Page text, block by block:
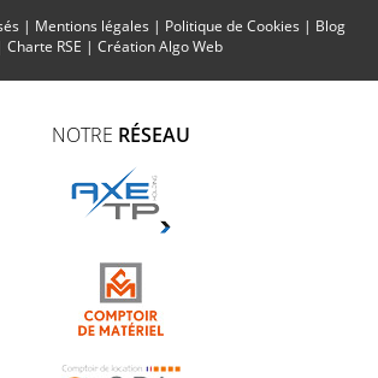
| Mentions légales | Politique de Cookies | Blog
Charte RSE | Création Algo Web
NOTRE RÉSEAU